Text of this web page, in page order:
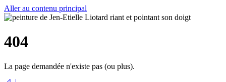
Aller au contenu principal
404
La page demandée n'existe pas (ou plus).